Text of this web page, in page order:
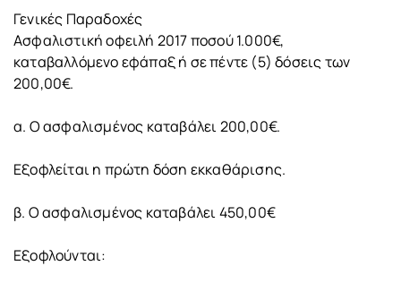
Γενικές Παραδοχές
Ασφαλιστική οφειλή 2017 ποσού 1.000€,
καταβαλλόμενο εφάπαξ ή σε πέντε (5) δόσεις των
200,00€.
α. Ο ασφαλισμένος καταβάλει 200,00€.
Εξοφλείται η πρώτη δόση εκκαθάρισης.
β. Ο ασφαλισμένος καταβάλει 450,00€
Εξοφλούνται: